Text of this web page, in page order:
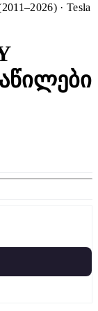
· Tesla